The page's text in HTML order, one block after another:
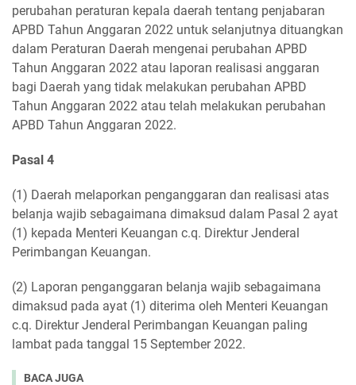
perubahan peraturan kepala daerah tentang penjabaran
APBD Tahun Anggaran 2022 untuk selanjutnya dituangkan
dalam Peraturan Daerah mengenai perubahan APBD
Tahun Anggaran 2022 atau laporan realisasi anggaran
bagi Daerah yang tidak melakukan perubahan APBD
Tahun Anggaran 2022 atau telah melakukan perubahan
APBD Tahun Anggaran 2022.
Pasal 4
(1) Daerah melaporkan penganggaran dan realisasi atas
belanja wajib sebagaimana dimaksud dalam Pasal 2 ayat
(1) kepada Menteri Keuangan c.q. Direktur Jenderal
Perimbangan Keuangan.
(2) Laporan penganggaran belanja wajib sebagaimana
dimaksud pada ayat (1) diterima oleh Menteri Keuangan
c.q. Direktur Jenderal Perimbangan Keuangan paling
lambat pada tanggal 15 September 2022.
BACA JUGA